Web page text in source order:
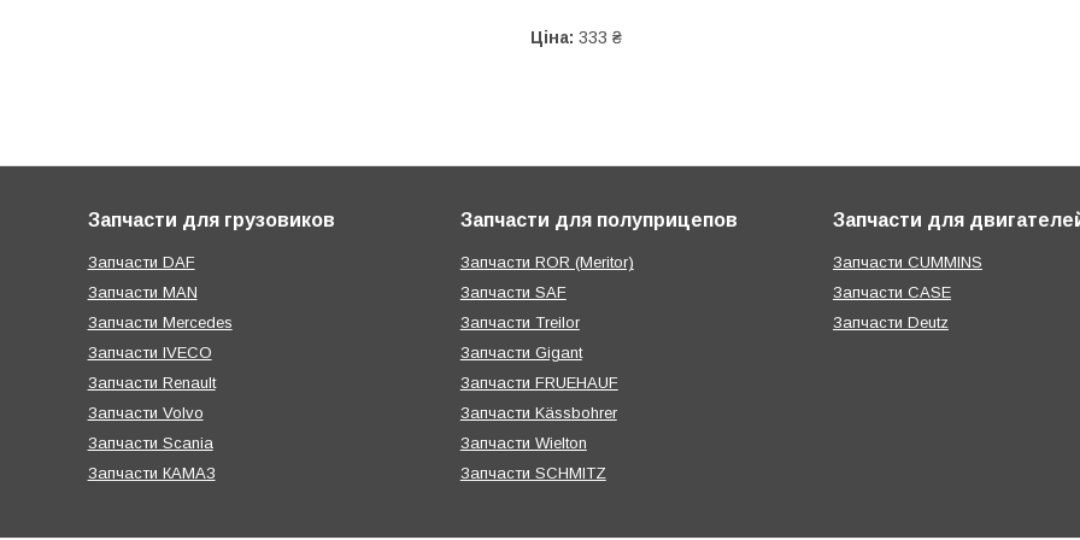
Ціна: 333 ₴
Запчасти для грузовиков
Запчасти DAF
Запчасти MAN
Запчасти Mercedes
Запчасти IVECO
Запчасти Renault
Запчасти Volvo
Запчасти Scania
Запчасти КАМАЗ
Запчасти для полуприцепов
Запчасти ROR (Meritor)
Запчасти SAF
Запчасти Treilor
Запчасти Gigant
Запчасти FRUEHAUF
Запчасти Kässbohrer
Запчасти Wielton
Запчасти SCHMITZ
Запчасти для
Запчасти CUMMINS
Запчасти CASE
Запчасти Deutz